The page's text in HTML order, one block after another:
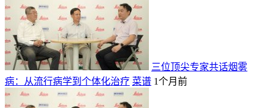
三位顶尖专家共话烟雾
病：从流行病学到个体化治疗 菜谱 1个月前